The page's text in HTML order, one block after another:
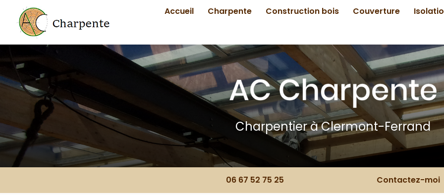
contenu
principal
Navigation principale
Accueil Charpente Construction bois Couverture
Charpentier à Clermont-Ferrand
06 67 52 75 25 Contactez-moi